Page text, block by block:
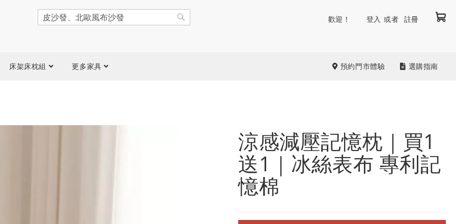
我
搜
尋
歡迎！ 登入 註冊
床架床枕組 更多家具 預約門市體驗 選購指南
涼感減壓記憶枕｜買1
送1｜冰絲表布 專利記
憶棉